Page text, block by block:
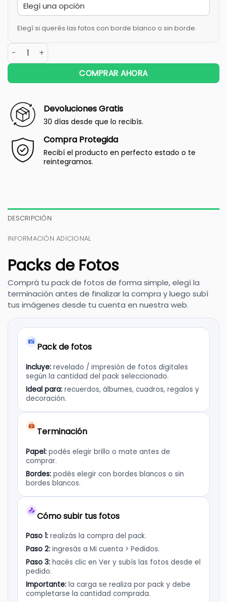
Elegí si querés las fotos con borde blanco o sin borde.
COMPRAR AHORA
Devoluciones Gratis
30 días desde que lo recibís.
Compra Protegida
Recibí el producto en perfecto estado o te
reintegramos.
DESCRIPCIÓN
INFORMACIÓN ADICIONAL
Packs de Fotos
Comprá tu pack de fotos de forma simple, elegí la
terminación antes de finalizar la compra y luego subí
tus imágenes desde tu cuenta en nuestra web.
📸 Pack de fotos
Incluye: revelado / impresión de fotos digitales
según la cantidad del pack seleccionado.
Ideal para: recuerdos, álbumes, cuadros, regalos y
decoración.
🖨️ Terminación
Papel: podés elegir brillo o mate antes de
comprar.
Bordes: podés elegir con bordes blancos o sin
bordes blancos.
📤 Cómo subir tus fotos
Paso 1: realizás la compra del pack.
Paso 2: ingresás a Mi cuenta > Pedidos.
Paso 3: hacés clic en Ver y subís las fotos desde el
pedido.
Importante: la carga se realiza por pack y debe
completarse la cantidad comprada.